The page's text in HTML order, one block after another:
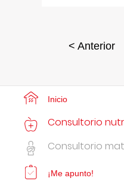
< Anterior
Inicio
Consultorio
Consultorio
¡Me apunto!